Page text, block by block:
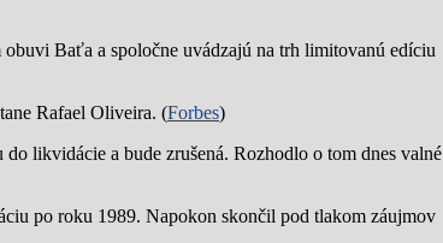
Baťa a spoločne uvádzajú na trh limitovanú edíciu
Rafael Oliveira. (Forbes)
likvidácie a bude zrušená. Rozhodlo o tom dnes valné
po roku 1989. Napokon skončil pod tlakom záujmov